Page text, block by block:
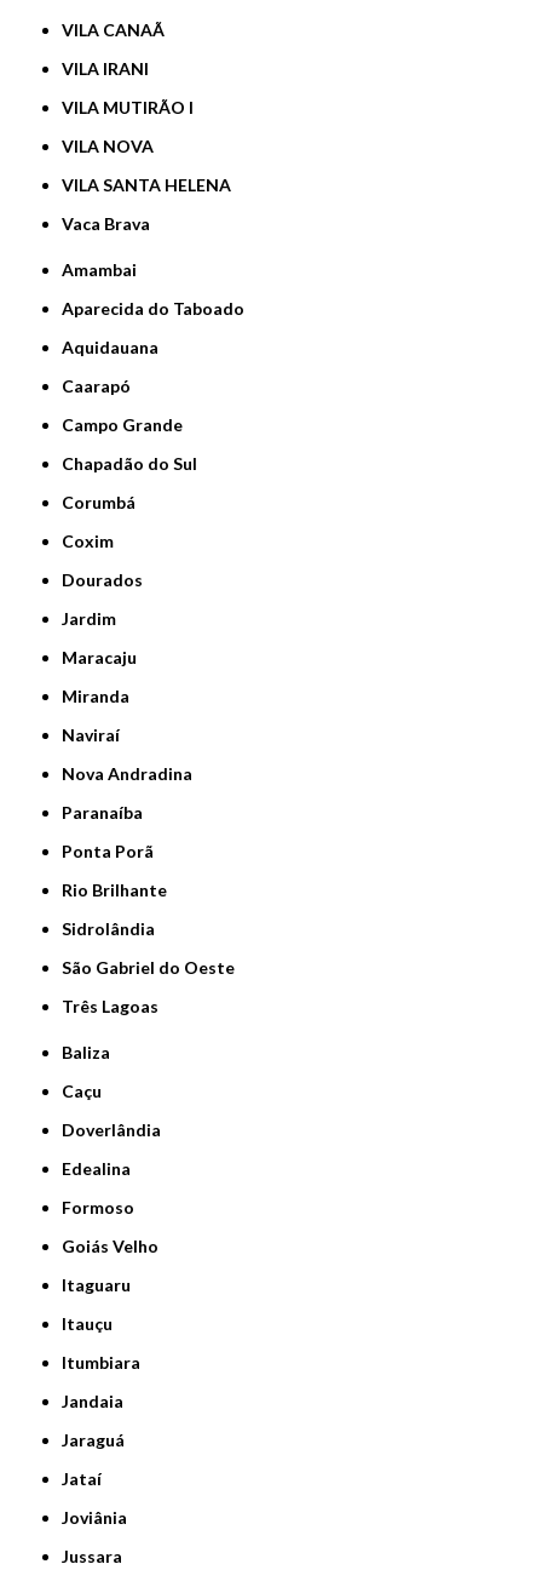
VILA CANAÃ
VILA IRANI
VILA MUTIRÃO I
VILA NOVA
VILA SANTA HELENA
Vaca Brava
Amambai
Aparecida do Taboado
Aquidauana
Caarapó
Campo Grande
Chapadão do Sul
Corumbá
Coxim
Dourados
Jardim
Maracaju
Miranda
Naviraí
Nova Andradina
Paranaíba
Ponta Porã
Rio Brilhante
Sidrolândia
São Gabriel do Oeste
Três Lagoas
Baliza
Caçu
Doverlândia
Edealina
Formoso
Goiás Velho
Itaguaru
Itauçu
Itumbiara
Jandaia
Jaraguá
Jataí
Joviânia
Jussara